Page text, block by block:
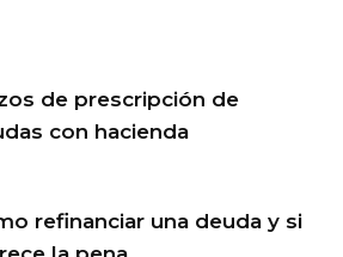
de prescripción de
con hacienda
refinanciar una deuda y si